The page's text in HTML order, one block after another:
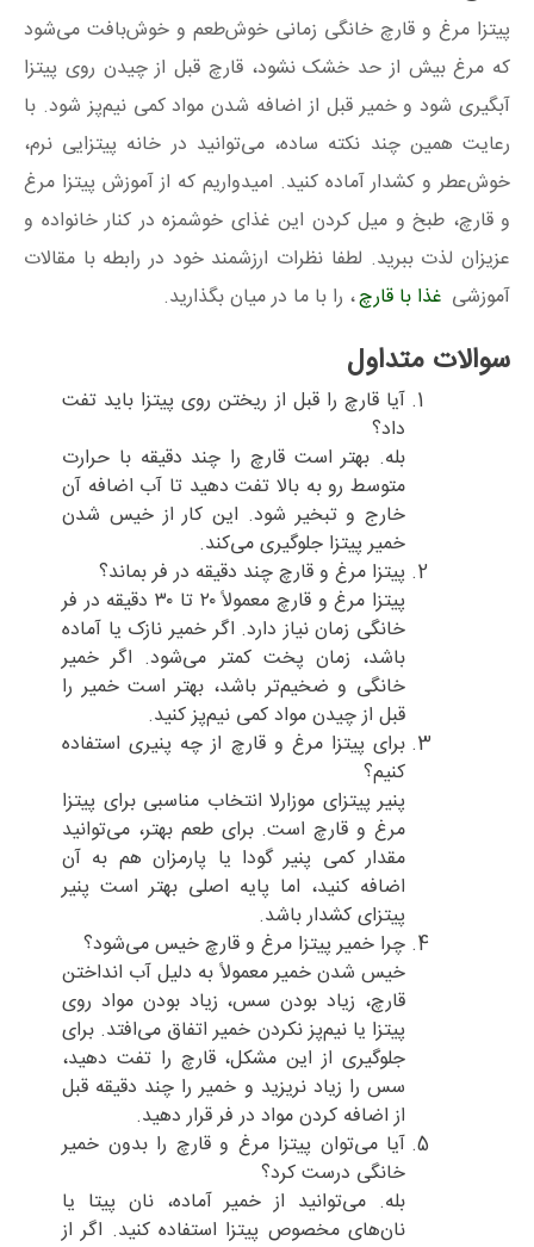
پیتزا مرغ و قارچ خانگی زمانی خوش‌طعم و خوش‌بافت می‌شود
که مرغ بیش از حد خشک نشود، قارچ قبل از چیدن روی پیتزا
آبگیری شود و خمیر قبل از اضافه شدن مواد کمی نیم‌پز شود. با
رعایت همین چند نکته ساده، می‌توانید در خانه پیتزایی نرم،
خوش‌عطر و کشدار آماده کنید. امیدواریم که از آموزش پیتزا مرغ
و قارچ، طبخ و میل کردن این غذای خوشمزه در کنار خانواده و
عزیزان لذت ببرید. لطفا نظرات ارزشمند خود در رابطه با مقالات
آموزشی غذا با قارچ، را با ما در میان بگذارید.
سوالات متداول
آیا قارچ را قبل از ریختن روی پیتزا باید تفت
داد؟
بله. بهتر است قارچ را چند دقیقه با حرارت
متوسط رو به بالا تفت دهید تا آب اضافه آن
خارج و تبخیر شود. این کار از خیس شدن
خمیر پیتزا جلوگیری می‌کند.
پیتزا مرغ و قارچ چند دقیقه در فر بماند؟
پیتزا مرغ و قارچ معمولاً ۲۰ تا ۳۰ دقیقه در فر
خانگی زمان نیاز دارد. اگر خمیر نازک یا آماده
باشد، زمان پخت کمتر می‌شود. اگر خمیر
خانگی و ضخیم‌تر باشد، بهتر است خمیر را
قبل از چیدن مواد کمی نیم‌پز کنید.
برای پیتزا مرغ و قارچ از چه پنیری استفاده
کنیم؟
پنیر پیتزای موزارلا انتخاب مناسبی برای پیتزا
مرغ و قارچ است. برای طعم بهتر، می‌توانید
مقدار کمی پنیر گودا یا پارمزان هم به آن
اضافه کنید، اما پایه اصلی بهتر است پنیر
پیتزای کشدار باشد.
چرا خمیر پیتزا مرغ و قارچ خیس می‌شود؟
خیس شدن خمیر معمولاً به دلیل آب انداختن
قارچ، زیاد بودن سس، زیاد بودن مواد روی
پیتزا یا نیم‌پز نکردن خمیر اتفاق می‌افتد. برای
جلوگیری از این مشکل، قارچ را تفت دهید،
سس را زیاد نریزید و خمیر را چند دقیقه قبل
از اضافه کردن مواد در فر قرار دهید.
آیا می‌توان پیتزا مرغ و قارچ را بدون خمیر
خانگی درست کرد؟
بله. می‌توانید از خمیر آماده، نان پیتا یا
نان‌های مخصوص پیتزا استفاده کنید. اگر از